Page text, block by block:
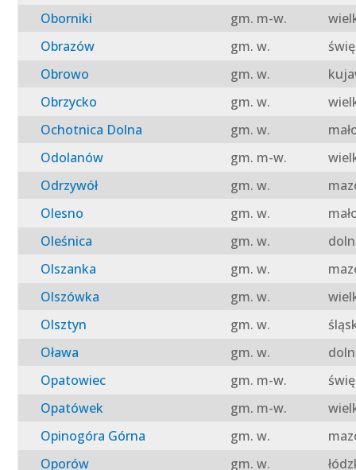
Oborniki
gm. m-w.
Obrazów
gm. w.
Obrowo
gm. w.
Obrzycko
gm. w.
Ochotnica Dolna
gm. w.
Odolanów
gm. m-w.
Odrzywół
gm. w.
Olesno
gm. w.
Oleśnica
gm. w.
Olszanka
gm. w.
Olszówka
gm. w.
Olsztyn
gm. w.
Oława
gm. w.
Opatowiec
gm. m-w.
Opatówek
gm. m-w.
Opinogóra Górna
gm. w.
Oporów
gm. w.